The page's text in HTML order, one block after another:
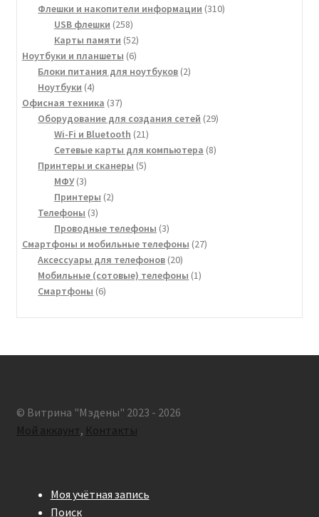
товаров
Флешки и накопители информации 310310
USB флешки 258258
товаров
Карты памяти 5252
товара
Ноутбуки и планшеты 66
товаров
Блоки питания для ноутбуков 22
Ноутбуки 44
товара
Офисная техника 3737
товаров
Оборудование для создания сетей 2929
Wi-Fi и Bluetooth 2121
товар
Сетевые карты для компьютера 88
Принтеры и сканеры 55
МФУ 33
товара
Принтеры 22
Телефоны 33
товара
Проводные телефоны 33
товара
Смартфоны и мобильные телефоны 2727
Аксессуары для телефонов 2020
товаров
Мобильные (сотовые) телефоны 11
Смартфоны 66
© Витрина "Мэдены" 2023 - 2026
Мой аккаунт, Контакты
Моя учётная запись
Поиск